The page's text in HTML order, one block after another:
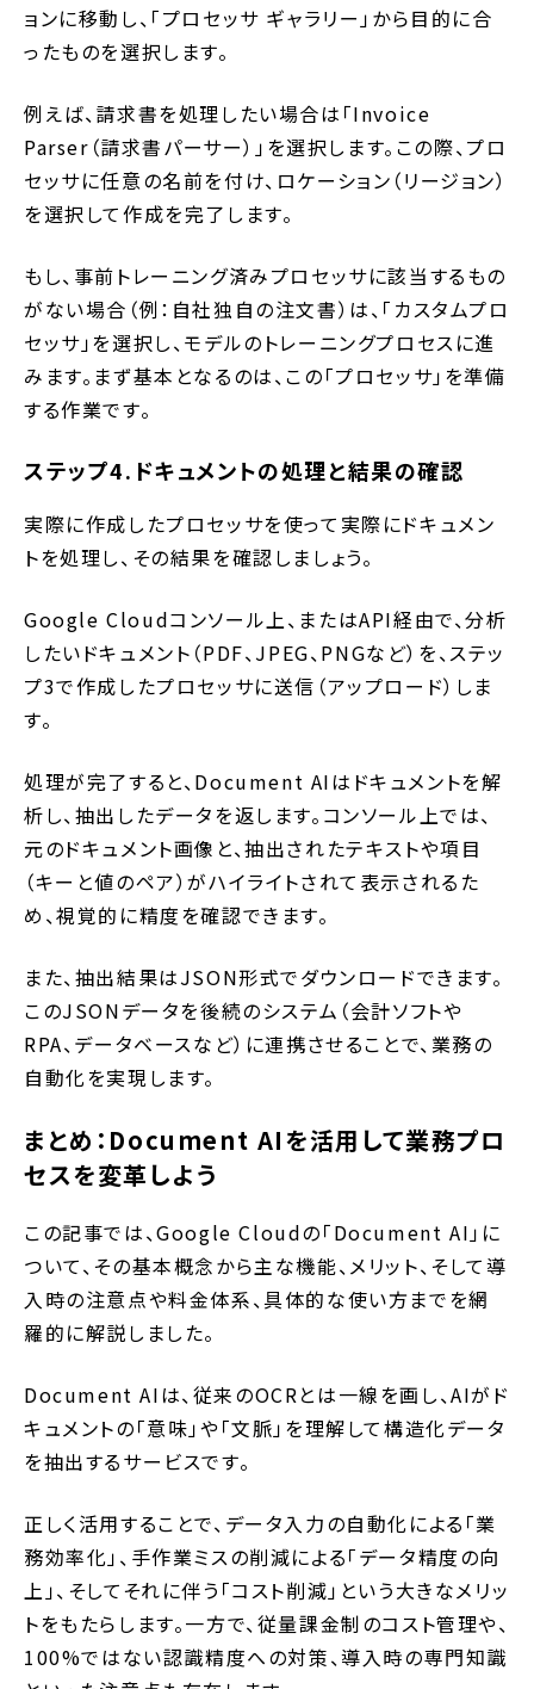
ョンに移動し、「プロセッサ ギャラリー」から目的に合
ったものを選択します。
例えば、請求書を処理したい場合は「Invoice
Parser（請求書パーサー）」を選択します。この際、プロ
セッサに任意の名前を付け、ロケーション（リージョン）
を選択して作成を完了します。
もし、事前トレーニング済みプロセッサに該当するもの
がない場合（例：自社独自の注文書）は、「カスタムプロ
セッサ」を選択し、モデルのトレーニングプロセスに進
みます。まず基本となるのは、この「プロセッサ」を準備
する作業です。
ステップ4.ドキュメントの処理と結果の確認
実際に作成したプロセッサを使って実際にドキュメン
トを処理し、その結果を確認しましょう。
Google Cloudコンソール上、またはAPI経由で、分析
したいドキュメント（PDF、JPEG、PNGなど）を、ステッ
プ3で作成したプロセッサに送信（アップロード）しま
す。
処理が完了すると、Document AIはドキュメントを解
析し、抽出したデータを返します。コンソール上では、
元のドキュメント画像と、抽出されたテキストや項目
（キーと値のペア）がハイライトされて表示されるた
め、視覚的に精度を確認できます。
また、抽出結果はJSON形式でダウンロードできます。
このJSONデータを後続のシステム（会計ソフトや
RPA、データベースなど）に連携させることで、業務の
自動化を実現します。
まとめ：Document AIを活用して業務プロ
セスを変革しよう
この記事では、Google Cloudの「Document AI」に
ついて、その基本概念から主な機能、メリット、そして導
入時の注意点や料金体系、具体的な使い方までを網
羅的に解説しました。
Document AIは、従来のOCRとは一線を画し、AIがド
キュメントの「意味」や「文脈」を理解して構造化データ
を抽出するサービスです。
正しく活用することで、データ入力の自動化による「業
務効率化」、手作業ミスの削減による「データ精度の向
上」、そしてそれに伴う「コスト削減」という大きなメリッ
トをもたらします。一方で、従量課金制のコスト管理や、
100%ではない認識精度への対策、導入時の専門知識